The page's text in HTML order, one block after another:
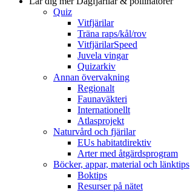
Quiz
Vitfjärilar
Träna raps/kål/rov
VitfjärilarSpeed
Juvela vingar
Quizarkiv
Annan övervakning
Regionalt
Faunaväkteri
Internationellt
Atlasprojekt
Naturvård och fjärilar
EUs habitatdirektiv
Arter med åtgärdsprogram
Böcker, appar, material och länktips
Boktips
Resurser på nätet